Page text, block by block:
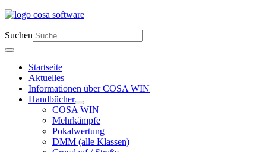
Suchen
Startseite
Aktuelles
Informationen über COSA WIN
Handbücher
COSA WIN
Mehrkämpfe
Pokalwertung
DMM (alle Klassen)